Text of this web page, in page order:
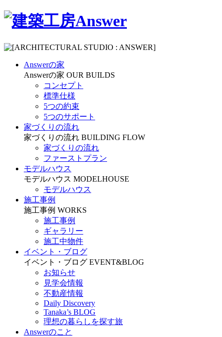
Answerの家
Answerの家 OUR BUILDS
コンセプト
標準仕様
5つの約束
5つのサポート
家づくりの流れ
家づくりの流れ BUILDING FLOW
家づくりの流れ
ファーストプラン
モデルハウス
モデルハウス MODELHOUSE
モデルハウス
施工事例
施工事例 WORKS
施工事例
ギャラリー
施工中物件
イベント・ブログ
イベント・ブログ EVENT&BLOG
お知らせ
見学会情報
不動産情報
Daily Discovery
Tanaka’s BLOG
理想の暮らしを探す旅
Answerのこと